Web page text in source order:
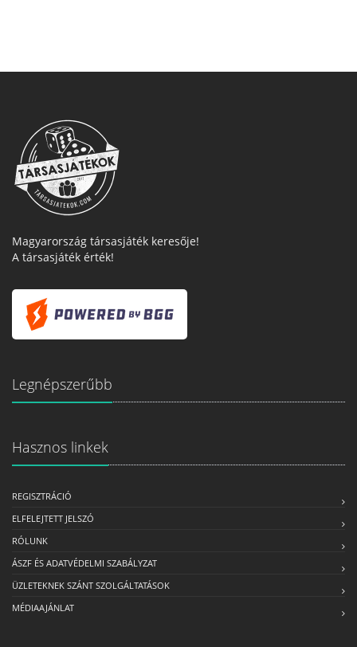
Magyarország társasjáték keresője!
A társasjáték érték!
Legnépszerűbb
Hasznos linkek
REGISZTRÁCIÓ
ELFELEJTETT JELSZÓ
RÓLUNK
ÁSZF ÉS ADATVÉDELMI SZABÁLYZAT
ÜZLETEKNEK SZÁNT SZOLGÁLTATÁSOK
MÉDIAAJÁNLAT